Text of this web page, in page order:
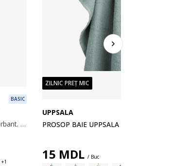
BASIC
100% bumbac. Moale și foarte absorbant. 400 g/m². 30x50 cm
ZILNIC PREȚ MIC
UPPSALA
PROSOP BAIE UPPSALA 30X50
15 MDL / Buc